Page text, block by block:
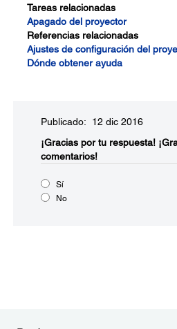
Tareas relacionadas
Apagado del proyector
Referencias relacionadas
Ajustes de configuración del
Dónde obtener ayuda
Publicado: 12 dic 2016
¡Gracias por tu respuesta!
comentarios!
Sí
No